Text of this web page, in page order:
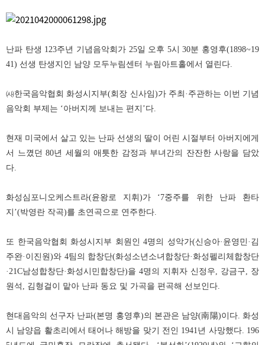
본문
난파 탄생 123주년 기념음악회가 25일 오후 5시30분 홍영후(1898~19
41) 선생 탄생지인 남양 모두누림센터 누림아트홀에서 열린다.
㈔한국음악협회 화성시지부(회장 신사임)가 주최 · 주관하는 이번 기념
음악회 부제는 ‘아버지께 보내는 편지 ’다.
현재 미국에서 살고 있는 난파 선생의 딸이 어린 시절부터 아버지에게
서 느꼈던80년 세월의 애틋한 감정과 부녀간의 잔잔한 사랑을 담았
다.
화성심포니오케스트라(윤왕로 지휘)가 ‘7중주를 위한 난파 환타
지 ’(박영란 작곡)를 초연곡으로 연주한다.
또 한국음악협회 화성시지부 회원인4명의 성악가(신승아· 윤영민 · 김
주완· 이진원)와 4팀의 합창단(화성소년소녀합창단·화성펠리체합창단
·21C남성합창단·화성시민합창단)을 4명의 지휘자 신정우, 강금구, 장
원석 , 김형걸이 맡아 난파 동요 및 가곡을 편곡해 선보인다.
현대음악의 선구자 난파(본명 홍영후)의 본관은 남양(南陽)이다.화성
시 남양읍 활초리에서 태어나 해방을 맞기 전인 1941년 사망했다. 196